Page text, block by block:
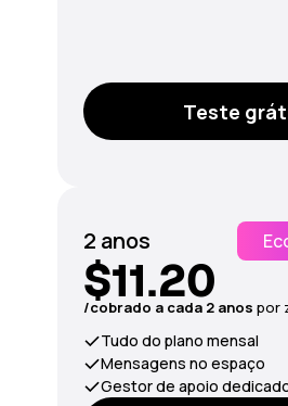
Teste
2 anos
$11.20
/сobrado a cada 2 anos por
Tudo do plano mensal
Mensagens no espaço
Gestor de apoio